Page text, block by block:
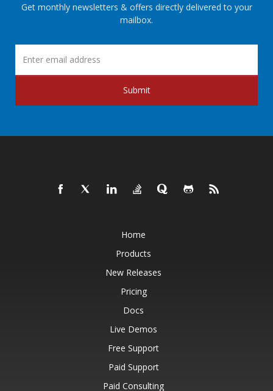
Get monthly newsletters & offers directly delivered to your
mailbox.
Submit
Home
Products
New Releases
Pricing
Docs
Live Demos
Free Support
Paid Support
Paid Consulting